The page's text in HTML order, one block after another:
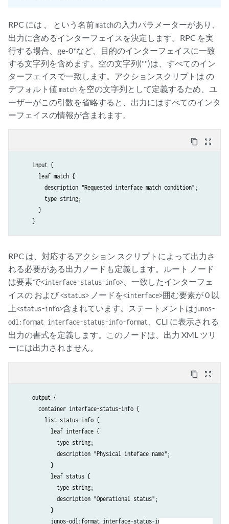
RPC には 、 という名前matchの入力パラメーターがあり、
出力に含めるインターフェイスを決定します。RPC を実
行する場合、ge-0*など、目的のインターフェイスに一致
する文字列を含めます。空の文字列("")は、すべてのイン
ターフェイスで一致します。アクションスクリプトは の
デフォルト値 match を空の文字列として定義するため、ユ
ーザーがこの引数を省略すると、出力にはすべてのインタ
ーフェイスの情報が含まれます。
content_copy zoom_out_map
     input {
       leaf match {
         description "Requested interface match condition";
         type string;
       }
     }
RPC は、対応するアクション スクリプトによって出力さ
れる必要がある出力ノードも定義します。ルート ノード
は要素で<interface-status-info> 、一致したインターフェ
イスの および<status> ノードを<interface>囲む要素が 0 以
上<status-info>含まれています。ステートメントはjunos-
odl:format interface-status-info-format 、CLI に表示される
出力の書式を定義します。このノードは、出力 XML ツリ
ーには出力されません。
content_copy zoom_out_map
     output {
       container interface-status-info {
         list status-info {
           leaf interface {
             type string;
             description "Physical inteface name";
           }
           leaf status {
             type string;
             description "Operational status";
           }
           junos-odl:format interface-status-info-format {